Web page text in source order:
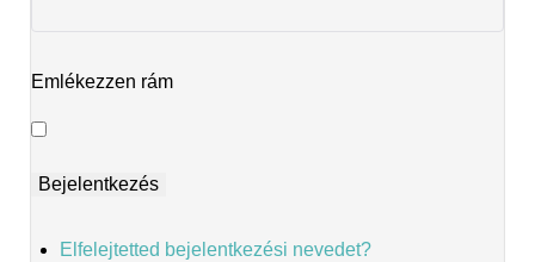
Emlékezzen rám
Elfelejtetted bejelentkezési nevedet?